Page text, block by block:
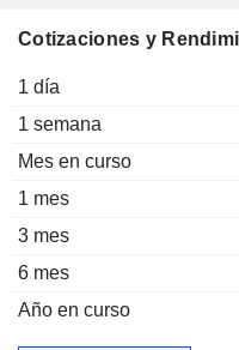
Cotizaciones y
1 día
1 semana
Mes en curso
1 mes
3 mes
6 mes
Año en curso